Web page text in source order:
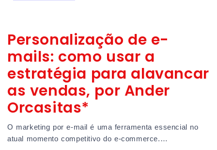
Personalização de e-
mails: como usar a
estratégia para alavancar
as vendas, por Ander
Orcasitas*
O marketing por e-mail é uma ferramenta essencial no
atual momento competitivo do e-commerce.…